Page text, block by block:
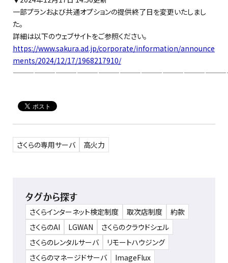
一部プランおよび共通オプションの提供終了日を変更いたしまし
た。
詳細は以下のウェブサイトをご参照ください。
https://www.sakura.ad.jp/corporate/information/announce
ments/2024/12/17/1968217910/
さくらの専用サーバ 高火力
タグから探す
さくらインターネット検定制度 取次店制度
約款
さくらのAI
LGWAN
さくらのクラウドシェル
さくらのレンタルサーバ
リモートハウジング
さくらのマネージドサーバ
ImageFlux